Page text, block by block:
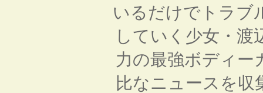
いるだけでトラブ
していく少女・渡
力の最強ボディー
比なニュースを収